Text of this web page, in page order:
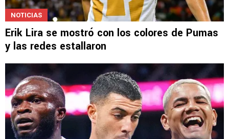
NOTICIAS
Erik Lira se mostró con los colores de Pumas
y las redes estallaron